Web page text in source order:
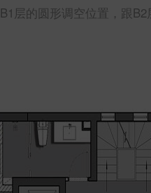
层的圆形调空位置，跟